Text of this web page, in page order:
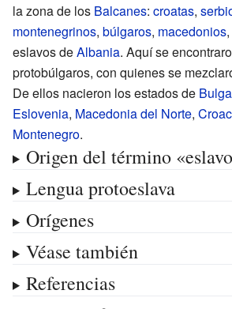
la zona de los Balcanes: croatas,
montenegrinos, búlgaros, macedonios,
eslavos deAlbania. Aquí se
protobúlgaros, con quienes se
De ellos nacieron los estados de
Eslovenia, Macedonia del Norte,
Montenegro.
Origen del término
Lengua protoeslava
Orígenes
Véase también
Referencias